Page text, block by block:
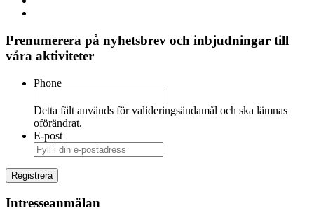
Prenumerera på nyhetsbrev och inbjudningar till
våra aktiviteter
Phone
Detta fält används för valideringsändamål och ska lämnas
oförändrat.
E-post
Intresseanmälan